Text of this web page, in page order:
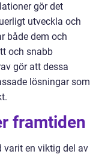
gör det
utveckla och
både dem och
och snabb
gör att dessa
lösningar som
framtiden
varit en viktig del av